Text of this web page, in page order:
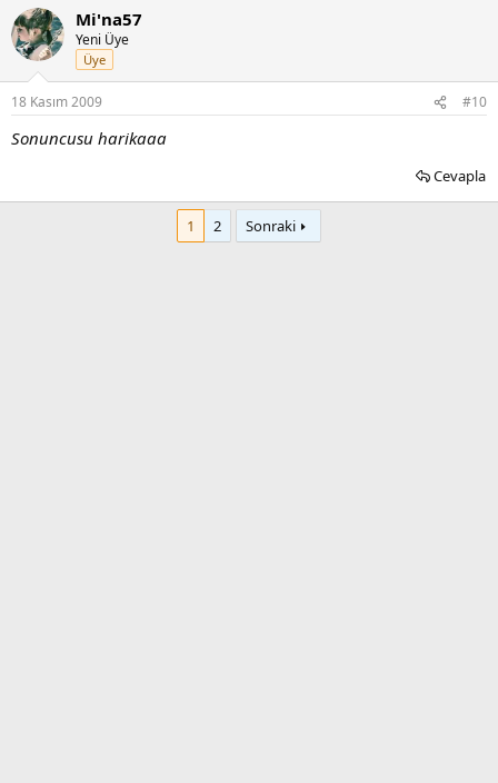
Mi'na57
Yeni Üye
Üye
18 Kasım 2009 #10
Sonuncusu harikaaa
Cevapla
1 2 Sonraki